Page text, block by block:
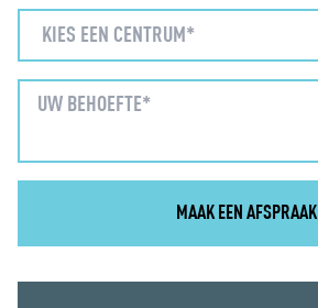
MAAK EEN AFSPRAAK